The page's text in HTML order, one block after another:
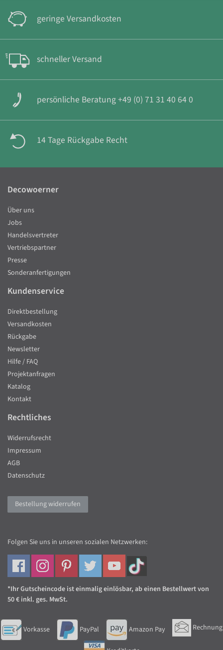
geringe Versandkosten
schneller Versand
persönliche Beratung +49 (0) 71 31 40 64 0
14 Tage Rückgabe Recht
Decowoerner
Über uns
Jobs
Handelsvertreter
Vertriebspartner
Presse
Sonderanfertigungen
Kundenservice
Direktbestellung
Versandkosten
Rückgabe
Newsletter
Hilfe / FAQ
Projektanfragen
Katalog
Kontakt
Rechtliches
Widerrufsrecht
Impressum
AGB
Datenschutz
Bestellung widerrufen
Folgen Sie uns in unseren sozialen Netzwerken:
*Ihr Gutscheincode ist einmalig einlösbar, ab einen Bestellwert von
50 € inkl. ges. MwSt.
Vorkasse PayPal Amazon Pay Rechnung